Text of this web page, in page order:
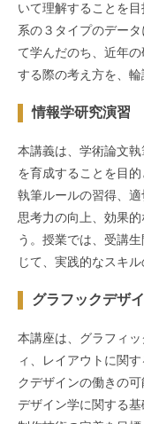
いて理解することを
系の３タイプのデー
て学んだのち、近年
する際の考え方を、輪
情報学研究演
本講義は、学術論文
を育成することを目
執筆ルールの習得、
思考力の向上、効果
う。授業では、受講
じて、実践的なスキル
グラフックデザ
本講座は、グラフィ
ィ、レイアウトに関
クデザインの働きの
デザイン学に関する